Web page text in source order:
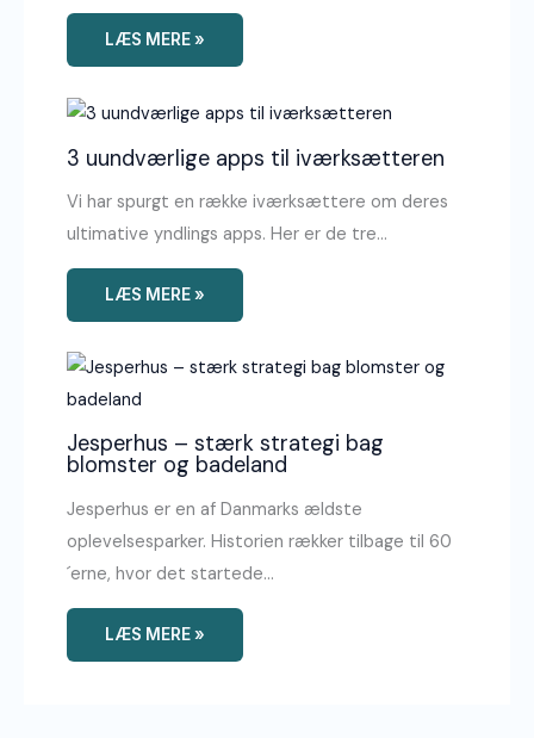
LÆS MERE »
3 uundværlige apps til iværksætteren
Vi har spurgt en række iværksættere om deres
ultimative yndlings apps. Her er de tre…
LÆS MERE »
Jesperhus – stærk strategi bag
blomster og badeland
Jesperhus er en af Danmarks ældste
oplevelsesparker. Historien rækker tilbage til 60
´erne, hvor det startede…
LÆS MERE »